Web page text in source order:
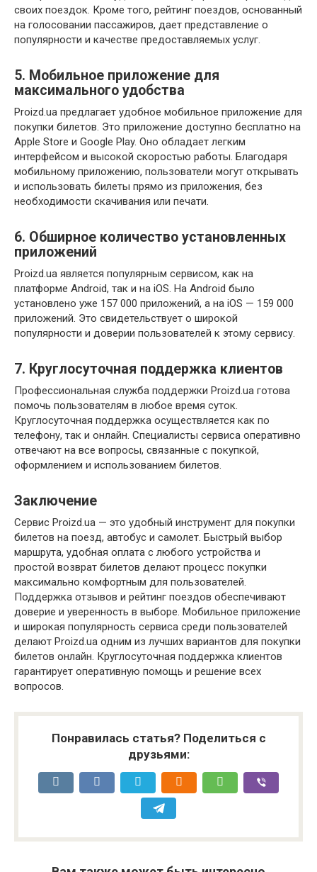
своих поездок. Кроме того, рейтинг поездов, основанный
на голосовании пассажиров, дает представление о
популярности и качестве предоставляемых услуг.
5. Мобильное приложение для
максимального удобства
Proizd.ua предлагает удобное мобильное приложение для
покупки билетов. Это приложение доступно бесплатно на
Apple Store и Google Play. Оно обладает легким
интерфейсом и высокой скоростью работы. Благодаря
мобильному приложению, пользователи могут открывать
и использовать билеты прямо из приложения, без
необходимости скачивания или печати.
6. Обширное количество установленных
приложений
Proizd.ua является популярным сервисом, как на
платформе Android, так и на iOS. На Android было
установлено уже 157 000 приложений, а на iOS — 159 000
приложений. Это свидетельствует о широкой
популярности и доверии пользователей к этому сервису.
7. Круглосуточная поддержка клиентов
Профессиональная служба поддержки Proizd.ua готова
помочь пользователям в любое время суток.
Круглосуточная поддержка осуществляется как по
телефону, так и онлайн. Специалисты сервиса оперативно
отвечают на все вопросы, связанные с покупкой,
оформлением и использованием билетов.
Заключение
Сервис Proizd.ua — это удобный инструмент для покупки
билетов на поезд, автобус и самолет. Быстрый выбор
маршрута, удобная оплата с любого устройства и
простой возврат билетов делают процесс покупки
максимально комфортным для пользователей.
Поддержка отзывов и рейтинг поездов обеспечивают
доверие и уверенность в выборе. Мобильное приложение
и широкая популярность сервиса среди пользователей
делают Proizd.ua одним из лучших вариантов для покупки
билетов онлайн. Круглосуточная поддержка клиентов
гарантирует оперативную помощь и решение всех
вопросов.
Понравилась статья? Поделиться с
друзьями: